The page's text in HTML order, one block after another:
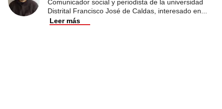
Comunicador social y periodista de la universidad
Distrital Francisco José de Caldas, interesado en
Leer más